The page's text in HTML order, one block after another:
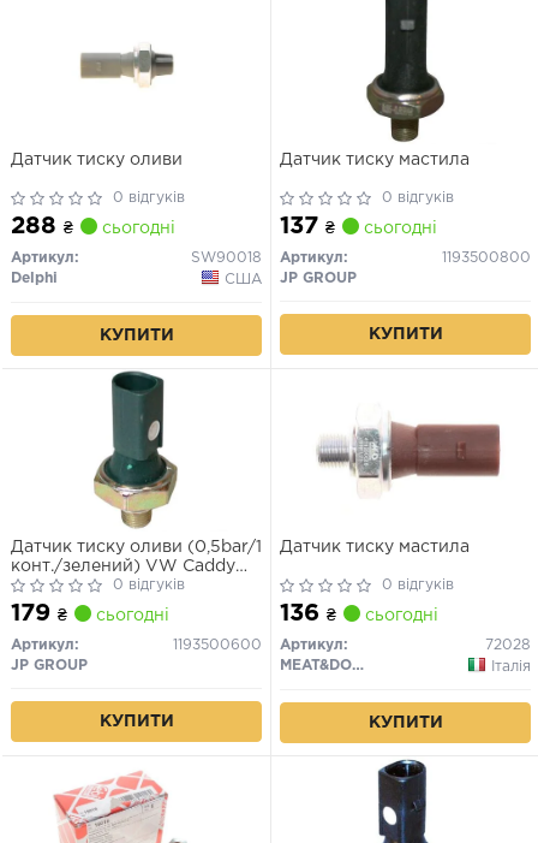
Датчик тиску оливи
0 відгуків
288 ₴ сьогодні
Артикул:
SW90018
Delphi
США
КУПИТИ
Датчик тиску мастила
0 відгуків
137 ₴ сьогодні
Артикул:
1193500800
JP GROUP
КУПИТИ
Датчик тиску оливи (0,5bar/1
конт./зелений) VW Caddy
III/Golf V 1.0-1.8 95-
0 відгуків
179 ₴ сьогодні
Артикул:
1193500600
JP GROUP
КУПИТИ
Датчик тиску мастила
0 відгуків
136 ₴ сьогодні
Артикул:
72028
MEAT&DORIA
Італія
КУПИТИ